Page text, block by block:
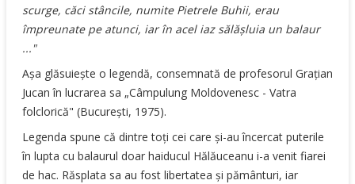
scurge, căci stâncile, numite Pietrele Buhii, erau
împreunate pe atunci, iar în acel iaz sălăşluia un balaur
..."
Aşa glăsuieşte o legendă, consemnată de profesorul Graţian
Jucan în lucrarea sa „Câmpulung Moldovenesc - Vatra
folclorică" (Bucureşti, 1975).
Legenda spune că dintre toţi cei care şi-au încercat puterile
în lupta cu balaurul doar haiducul Hălăuceanu i-a venit fiarei
de hac. Răsplata sa au fost libertatea şi pământuri, iar